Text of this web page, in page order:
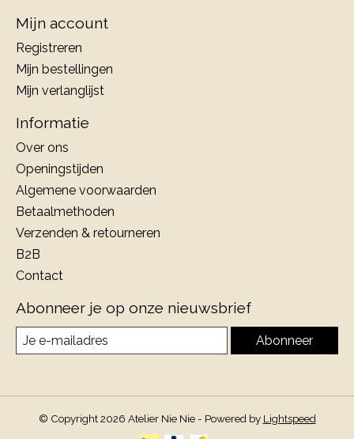
Mijn account
Registreren
Mijn bestellingen
Mijn verlanglijst
Informatie
Over ons
Openingstijden
Algemene voorwaarden
Betaalmethoden
Verzenden & retourneren
B2B
Contact
Abonneer je op onze nieuwsbrief
Abonneer
© Copyright 2026 Atelier Nie Nie - Powered by Lightspeed